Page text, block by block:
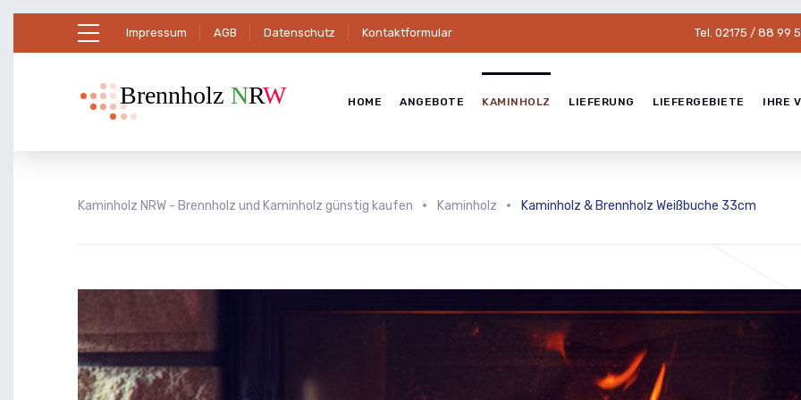
Impressum AGB Datenschutz Kontaktformular Tel. 02175 / 88 99
HOME ANGEBOTE KAMINHOLZ LIEFERUNG LIEFERGEBIETE IHRE
Kaminholz NRW - Brennholz und Kaminholz günstig kaufen Kaminholz Kaminholz & Brennholz Weißbuche 33cm